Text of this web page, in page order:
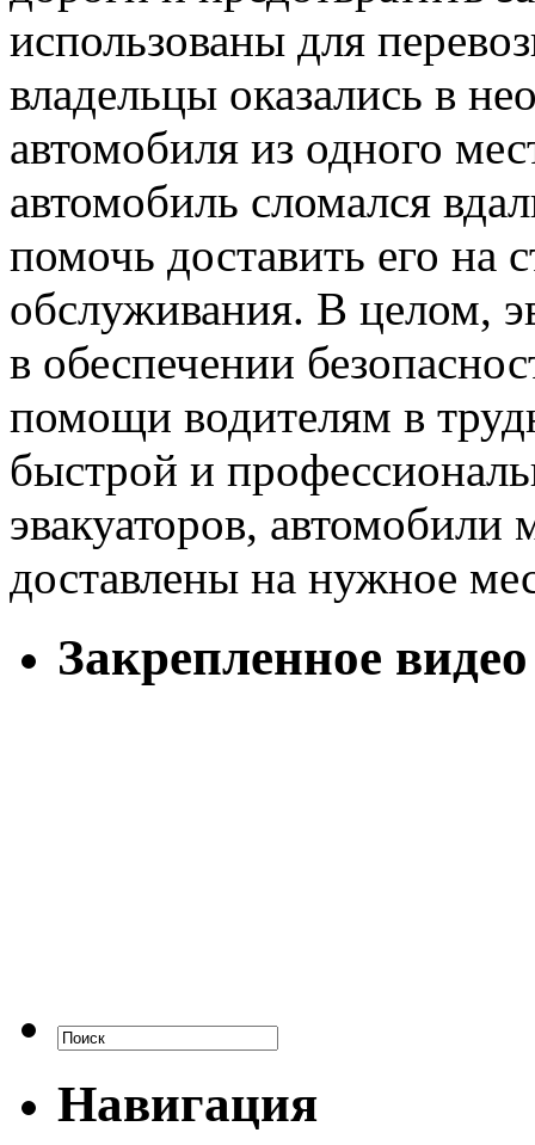
использованы для
владельцы оказались в
автомобиля из одного
автомобиль сломался
помочь доставить его на
обслуживания. В целом,
в обеспечении
помощи водителям в
быстрой и
эвакуаторов,
доставлены на нужное
Закрепленное видео
Навигация